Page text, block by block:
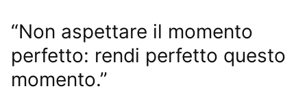
“Non aspettare il momento
perfetto: rendi perfetto questo
momento.”